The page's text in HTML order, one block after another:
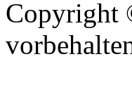
Copyright